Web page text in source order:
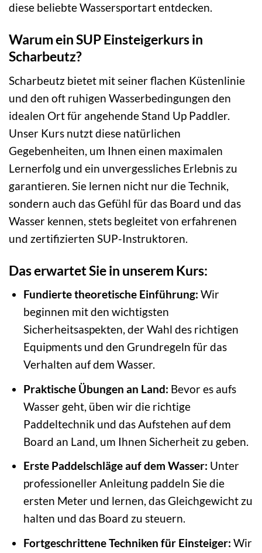
diese beliebte Wassersportart entdecken.
Warum ein SUP Einsteigerkurs in
Scharbeutz?
Scharbeutz bietet mit seiner flachen Küstenlinie
und den oft ruhigen Wasserbedingungen den
idealen Ort für angehende Stand Up Paddler.
Unser Kurs nutzt diese natürlichen
Gegebenheiten, um Ihnen einen maximalen
Lernerfolg und ein unvergessliches Erlebnis zu
garantieren. Sie lernen nicht nur die Technik,
sondern auch das Gefühl für das Board und das
Wasser kennen, stets begleitet von erfahrenen
und zertifizierten SUP-Instruktoren.
Das erwartet Sie in unserem Kurs:
Fundierte theoretische Einführung: Wir
beginnen mit den wichtigsten
Sicherheitsaspekten, der Wahl des richtigen
Equipments und den Grundregeln für das
Verhalten auf dem Wasser.
Praktische Übungen an Land: Bevor es aufs
Wasser geht, üben wir die richtige
Paddeltechnik und das Aufstehen auf dem
Board an Land, um Ihnen Sicherheit zu geben.
Erste Paddelschläge auf dem Wasser: Unter
professioneller Anleitung paddeln Sie die
ersten Meter und lernen, das Gleichgewicht zu
halten und das Board zu steuern.
Fortgeschrittene Techniken für Einsteiger: Wir